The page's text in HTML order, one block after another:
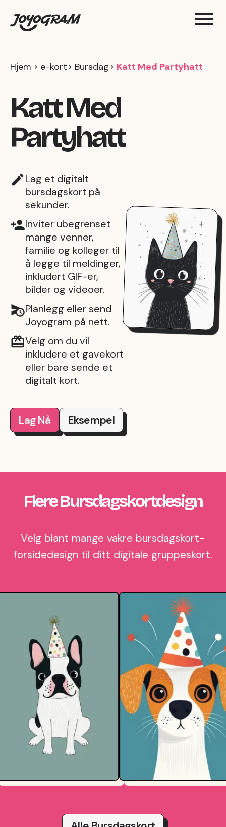
Hjem e-kort Bursdag Katt Med Partyhatt
Katt Med
Partyhatt
Lag et digitalt
bursdagskort på
sekunder.
Inviter ubegrenset
mange venner,
familie og kolleger til
å legge til meldinger,
inkludert GIF-er,
bilder og videoer.
Planlegg eller send
Joyogram på nett.
Velg om du vil
inkludere et gavekort
eller bare sende et
digitalt kort.
Lag Nå Eksempel
Flere Bursdagskortdesign
Velg blant mange vakre bursdagskort-
forsidedesign til ditt digitale gruppeskort.